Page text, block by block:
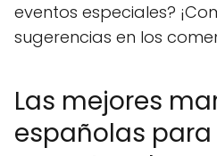
eventos especiales?
sugerencias en los
Las mejores
españolas